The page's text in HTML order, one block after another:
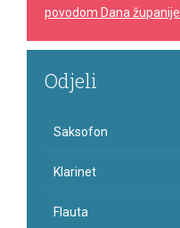
povodom Dana županije
Odjeli
Saksofon
Klarinet
Flauta